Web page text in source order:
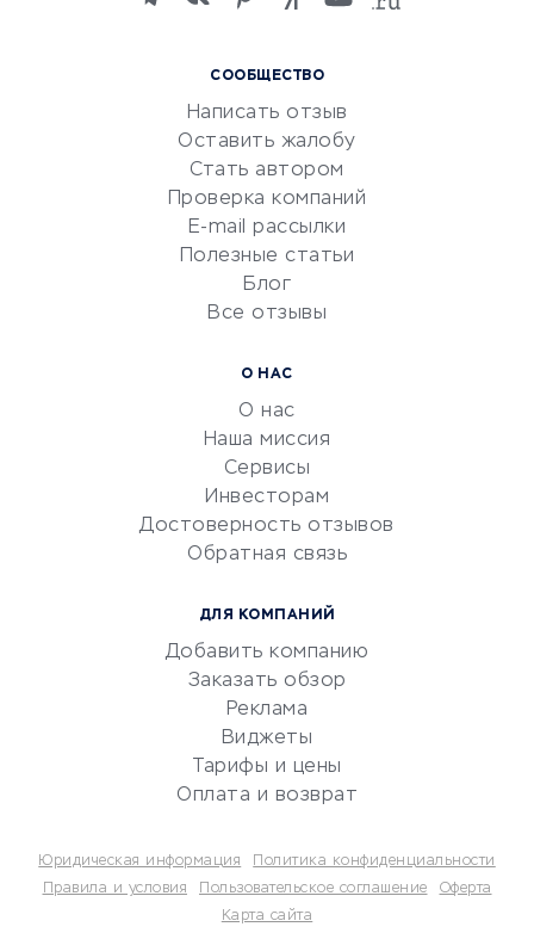
Маркетинг и продажи
Репетиторство
Красота и здоровье
Сервисы по поиску работы
Сетевой маркетинг
УСЛУГИ ДЛЯ БИЗНЕСА
документооборот
Юридические компании
Бухгалтерия онлайн
Потребительские кредиты
СООБЩЕСТВО
Написать отзыв
Оставить жалобу
Стать автором
Проверка компаний
E-mail рассылки
Полезные статьи
Блог
Все отзывы
О НАС
О нас
Наша миссия
Сервисы
Инвесторам
Достоверность отзывов
Обратная связь
ДЛЯ КОМПАНИЙ
Добавить компанию
Заказать обзор
Реклама
Виджеты
Тарифы и цены
Оплата и возврат
Юридическая информация
Политика конфиденциальности
Правила и условия
Пользовательское соглашение
Оферта
Карта сайта